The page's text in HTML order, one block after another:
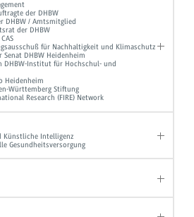
der DHBW
DHBW / Amtsmitglied
der DHBW
für Nachhaltigkeit und Klimaschutz
DHBW Heidenheim
DHBW-Institut für Hochschul- und
Heidenheim
Württemberg Stiftung
Research (FIRE) Network
Künstliche Intelligenz
Gesundheitsversorgung